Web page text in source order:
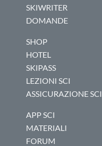
SKIWRITER
DOMANDE
SHOP
HOTEL
SKIPASS
LEZIONI SCI
ASSICURAZIONE SCI
APP SCI
MATERIALI
FORUM